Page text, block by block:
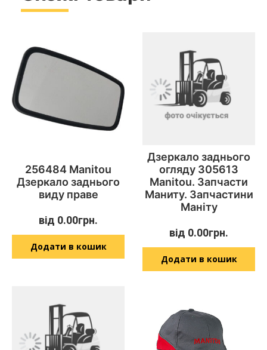
256484 Manitou
Дзеркало заднього
виду праве
від 0.00грн.
Додати в кошик
Дзеркало заднього
огляду 305613
Manitou. Запчасти
Маниту. Запчастини
Маніту
від 0.00грн.
Додати в кошик